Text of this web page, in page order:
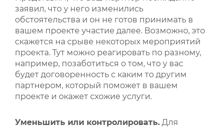
заявил, что у него изменились
обстоятельства и он не готов принимать в
вашем проекте участие далее. Возможно, это
скажется на срыве некоторых мероприятий
проекта. Тут можно реагировать по разному,
например, позаботиться о том, что у вас
будет договоренность с каким то другим
партнером, который поможет в вашем
проекте и окажет схожие услуги.
Уменьшить или контролировать. Для